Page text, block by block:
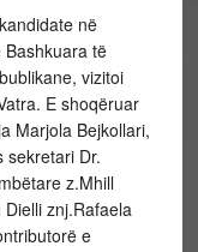
në
të
vizitoi
E shoqëruar
Marjola Bejkollari,
sekretari Dr.
z.Mhill
znj.Rafaela
e